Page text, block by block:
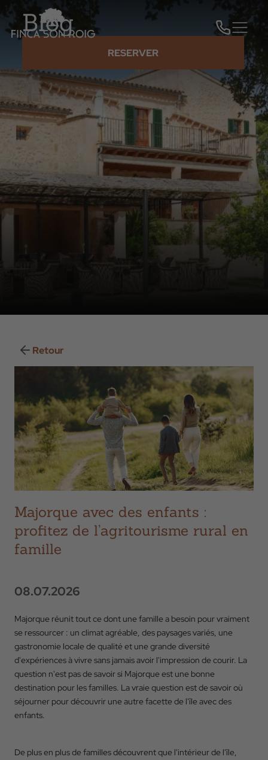
Blog
RESERVER
Retour
Majorque avec des enfants :
profitez de l’agritourisme rural en
famille
08.07.2026
Majorque réunit tout ce dont une famille a besoin pour vraiment
se ressourcer : un climat agréable, des paysages variés, une
gastronomie locale de qualité et une grande diversité
d'expériences à vivre sans jamais avoir l'impression de courir. La
question n'est pas de savoir si Majorque est une bonne
destination pour les familles. La vraie question est de savoir où
séjourner pour découvrir une autre facette de l'île avec des
enfants.
De plus en plus de familles découvrent que l'intérieur de l'île,